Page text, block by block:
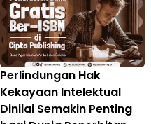
Perlindungan Hak
Kekayaan Intelektual
Dinilai Semakin Penting